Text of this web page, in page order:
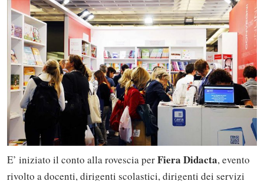
E’ iniziato il conto alla rovescia perFiera Didacta, evento
rivolto a docenti, dirigenti scolastici, dirigenti dei servizi